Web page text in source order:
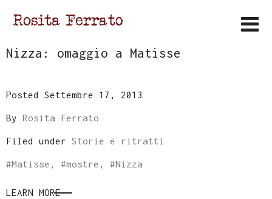
Nizza: omaggio a Matisse
Posted Settembre 17, 2013
By Rosita Ferrato
Filed under Storie e ritratti
#Matisse , #mostre , #Nizza
LEARN MORE